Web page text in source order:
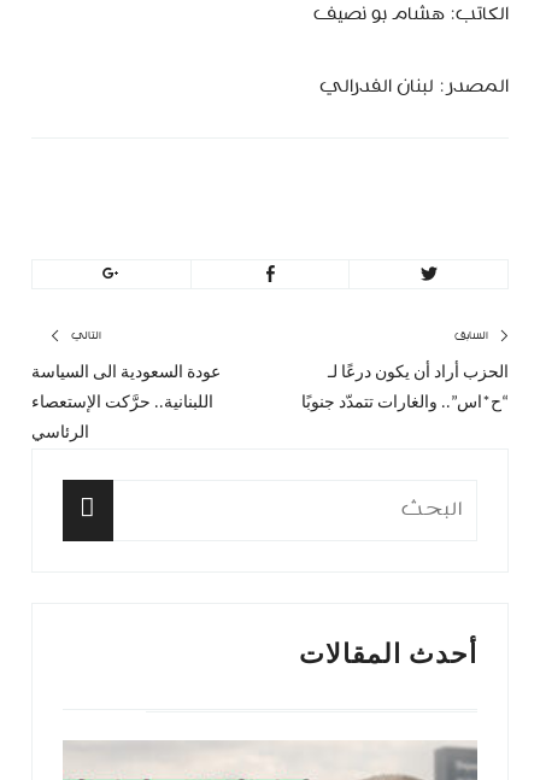
الكاتب: هشام بو نصيف
المصدر: لبنان الفدرالي
تصفّح
المقالات
السابق
المقال
الحزب أراد أن يكون درعًا لـ
“ح*اس”.. والغارات تتمدّد جنوبًا
التالي
عودة السعودية الى السياسة
اللبنانية.. حرَّكت الإستعصاء
الرئاسي
البحث
أحدث المقالات